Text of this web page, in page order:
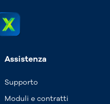
Assistenza
Supporto
Moduli e contratti